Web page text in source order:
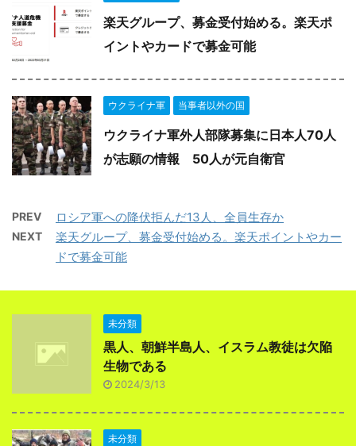
楽天グループ、募金受付始める。楽天ポ
イントやカードで募金可能
ウクライナ軍 当事者以外の国
ウクライナ軍外人部隊募集に日本人70人
が志願の情報 50人が元自衛官
PREV ロシア軍への降伏拒んだ13人、全員生存か
NEXT
楽天グループ、募金受付始める。楽天ポイントやカー
ドで募金可能
未分類
黒人、朝鮮半島人、イスラム教徒は欠陥
生物である
2024/3/13
未分類